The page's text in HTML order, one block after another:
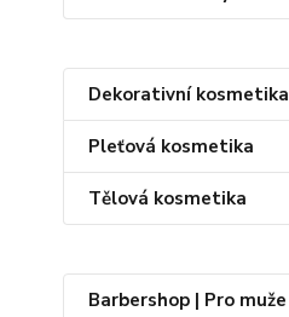
Dekorativní kosmetika
Pleťová kosmetika
Tělová kosmetika
Barbershop | Pro muže